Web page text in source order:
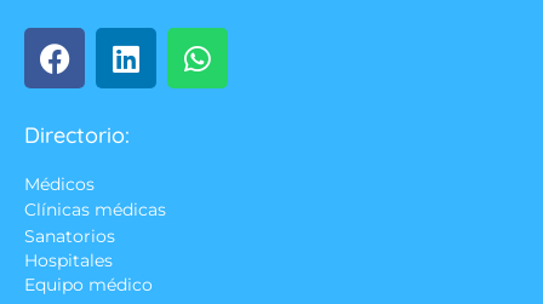
Directorio:
Médicos
Clínicas médicas
Sanatorios
Hospitales
Equipo médico